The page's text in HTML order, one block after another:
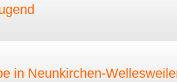
in Neunkirchen-